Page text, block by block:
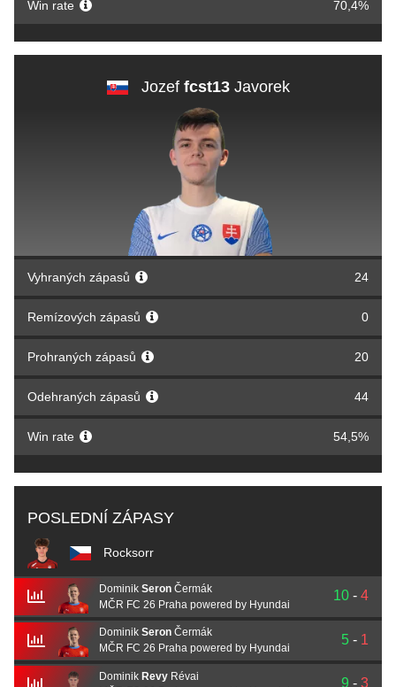
Win rate 70,4%
Jozef fcst13Javorek
Vyhraných zápasů 24
Remízových zápasů 0
Prohraných zápasů 20
Odehraných zápasů 44
Win rate 54,5%
POSLEDNÍ ZÁPASY
Rocksorr
Dominik SeronČermák
MČR FC 26 Praha powered by Hyundai
10 - 4
Dominik SeronČermák
MČR FC 26 Praha powered by Hyundai
5 - 1
Dominik RevyRévai
9 - 3